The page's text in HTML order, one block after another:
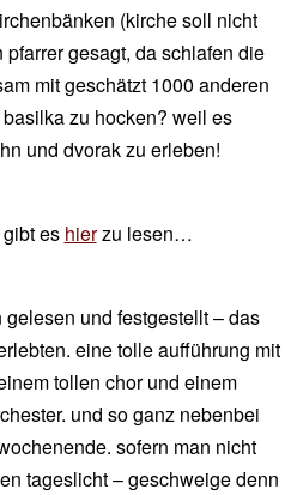
(kirche soll nicht
gesagt, da schlafen die
mit geschätzt 1000 anderen
zu hocken? weil es
und dvorak zu erleben!
es hierzu lesen…
und festgestellt – das
eine tolle aufführung mit
tollen chor und einem
und so ganz nebenbei
sofern man nicht
tageslicht – geschweige denn